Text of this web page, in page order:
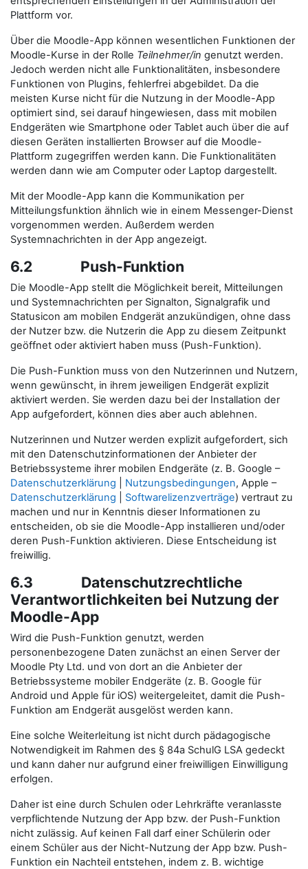
Plattform vor.
Über die Moodle-App können wesentlichen Funktionen der
Moodle-Kurse in der Rolle Teilnehmer/in genutzt werden.
Jedoch werden nicht alle Funktionalitäten, insbesondere
Funktionen von Plugins, fehlerfrei abgebildet. Da die
meisten Kurse nicht für die Nutzung in der Moodle-App
optimiert sind, sei darauf hingewiesen, dass mit mobilen
Endgeräten wie Smartphone oder Tablet auch über die auf
diesen Geräten installierten Browser auf die Moodle-
Plattform zugegriffen werden kann. Die Funktionalitäten
werden dann wie am Computer oder Laptop dargestellt.
Mit der Moodle-App kann die Kommunikation per
Mitteilungsfunktion ähnlich wie in einem Messenger-Dienst
vorgenommen werden. Außerdem werden
Systemnachrichten in der App angezeigt.
6.2 Push-Funktion
Die Moodle-App stellt die Möglichkeit bereit, Mitteilungen
und Systemnachrichten per Signalton, Signalgrafik und
Statusicon am mobilen Endgerät anzukündigen, ohne dass
der Nutzer bzw. die Nutzerin die App zu diesem Zeitpunkt
geöffnet oder aktiviert haben muss (Push-Funktion).
Die Push-Funktion muss von den Nutzerinnen und Nutzern,
wenn gewünscht, in ihrem jeweiligen Endgerät explizit
aktiviert werden. Sie werden dazu bei der Installation der
App aufgefordert, können dies aber auch ablehnen.
Nutzerinnen und Nutzer werden explizit aufgefordert, sich
mit den Datenschutzinformationen der Anbieter der
Betriebssysteme ihrer mobilen Endgeräte (z. B. Google –
Datenschutzerklärung
Nutzungsbedingungen, Apple –
Datenschutzerklärung
Softwarelizenzverträge) vertraut zu
machen und nur in Kenntnis dieser Informationen zu
entscheiden, ob sie die Moodle-App installieren und/oder
deren Push-Funktion aktivieren. Diese Entscheidung ist
freiwillig.
6.3 Datenschutzrechtliche
Verantwortlichkeiten bei Nutzung der
Moodle-App
Wird die Push-Funktion genutzt, werden
personenbezogene Daten zunächst an einen Server der
Moodle Pty Ltd. und von dort an die Anbieter der
Betriebssysteme mobiler Endgeräte (z. B. Google für
Android und Apple für iOS) weitergeleitet, damit die Push-
Funktion am Endgerät ausgelöst werden kann.
Eine solche Weiterleitung ist nicht durch pädagogische
Notwendigkeit im Rahmen des § 84a SchulG LSA gedeckt
und kann daher nur aufgrund einer freiwilligen Einwilligung
erfolgen.
Daher ist eine durch Schulen oder Lehrkräfte veranlasste
verpflichtende Nutzung der App bzw. der Push-Funktion
nicht zulässig. Auf keinen Fall darf einer Schülerin oder
einem Schüler aus der Nicht-Nutzung der App bzw. Push-
Funktion ein Nachteil entstehen, indem z. B. wichtige